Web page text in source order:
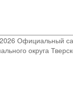
Официальный
округа